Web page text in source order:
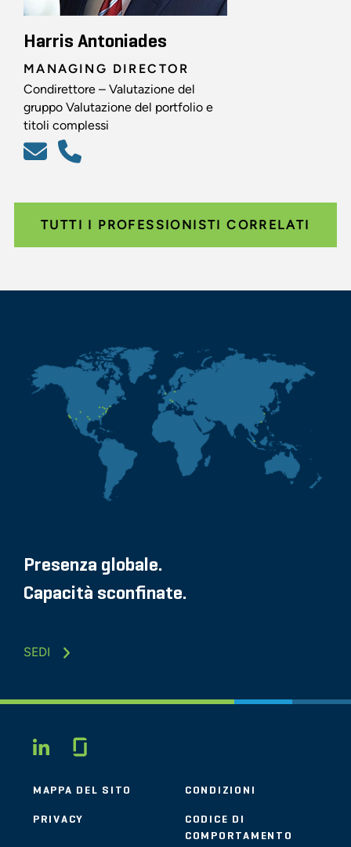
Harris Antoniades
MANAGING DIRECTOR
Condirettore – Valutazione del
gruppo Valutazione del portfolio e
titoli complessi
TUTTI I PROFESSIONISTI CORRELATI
Presenza globale.
Capacità sconfinate.
SEDI
LINKEDIN
MAPPA DEL SITO CONDIZIONI
PRIVACY
CODICE DI
COMPORTAMENTO